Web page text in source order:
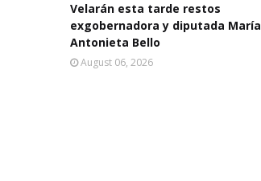
Velarán esta tarde restos
exgobernadora y diputada María
Antonieta Bello
August 06, 2026